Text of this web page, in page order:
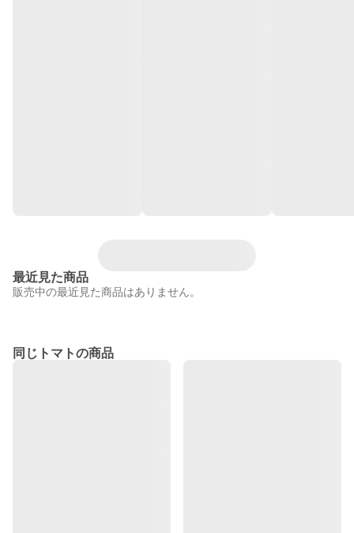
最近見た商品
販売中の最近見た商品はありません。
同じトマトの商品